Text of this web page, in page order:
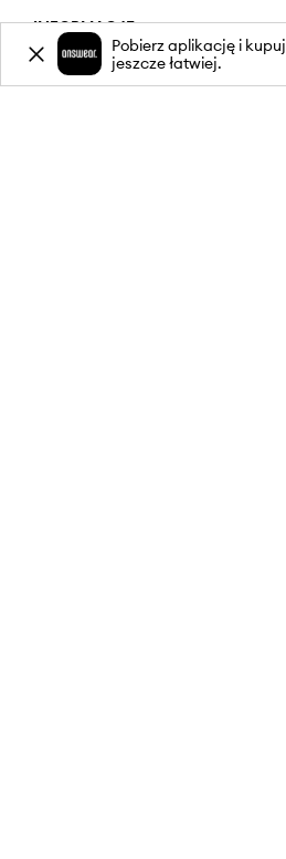
INFORMACJE
Pobierz aplikację i kupuj
jeszcze łatwiej.